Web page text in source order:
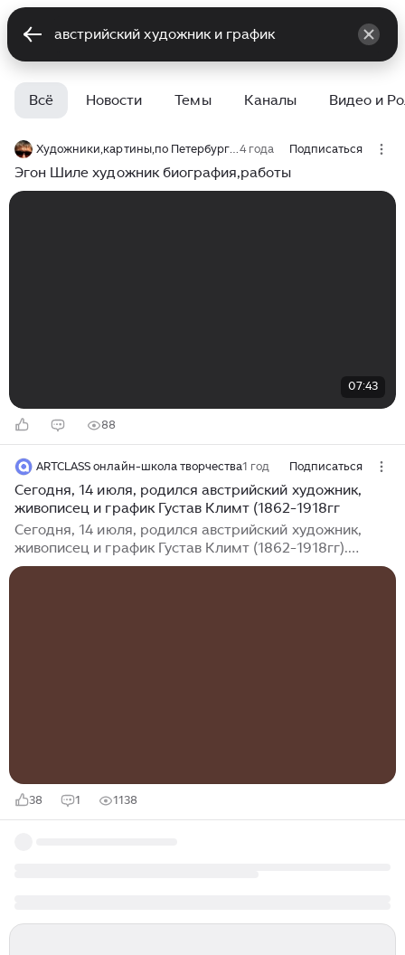
Всё Новости Темы Каналы Видео и
Художники,картины,по Петербургу,путешествия по миру с Юрием Башкиным4 года Подписаться
Эгон Шиле художник биография,работы
07:43
88
ARTCLASS онлайн-школа творчества1 год Подписаться
Сегодня, 14 июля, родился австрийский художник,
живописец и график Густав Климт (1862-1918гг
Сегодня, 14 июля, родился австрийский художник,
живописец и график Густав Климт (1862-1918гг).
Произведения Климта отличаются особой
38 1 1138